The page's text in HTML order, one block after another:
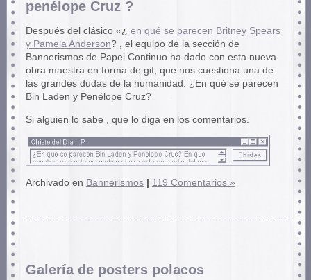
penélope Cruz ?
Después del clásico «¿ en qué se parecen Britney Spears
y Pamela Anderson? , el equipo de la sección de
Bannerismos de Papel Continuo ha dado con esta nueva
obra maestra en forma de gif, que nos cuestiona una de
las grandes dudas de la humanidad: ¿En qué se parecen
Bin Laden y Penélope Cruz?
Si alguien lo sabe , que lo diga en los comentarios.
Archivado en Bannerismos 119 Comentarios »
Galería de posters polacos